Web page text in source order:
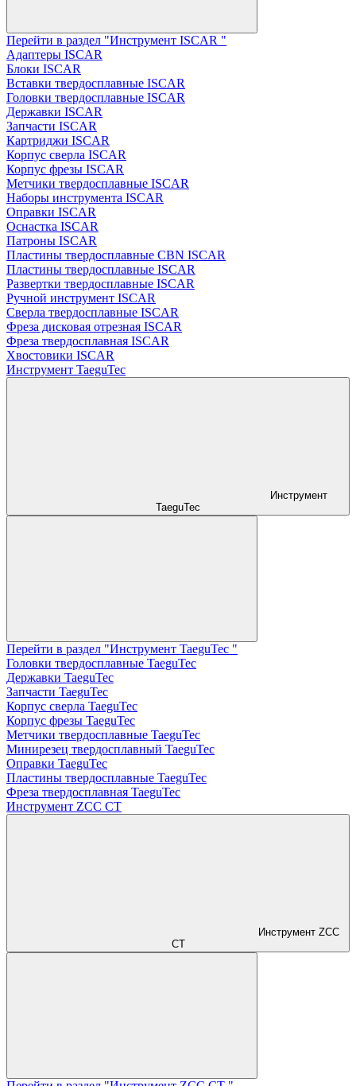
Перейти в раздел "Инструмент ISCAR "
Адаптеры ISCAR
Блоки ISCAR
Вставки твердосплавные ISCAR
Головки твердосплавные ISCAR
Державки ISCAR
Запчасти ISCAR
Картриджи ISCAR
Корпус сверла ISCAR
Корпус фрезы ISCAR
Метчики твердосплавные ISCAR
Наборы инструмента ISCAR
Оправки ISCAR
Оснастка ISCAR
Патроны ISCAR
Пластины твердосплавные CBN ISCAR
Пластины твердосплавные ISCAR
Развертки твердосплавные ISCAR
Ручной инструмент ISCAR
Сверла твердосплавные ISCAR
Фреза дисковая отрезная ISCAR
Фреза твердосплавная ISCAR
Хвостовики ISCAR
Инструмент TaeguTec
Инструмент
TaeguTec
Перейти в раздел "Инструмент TaeguTec "
Головки твердосплавные TaeguTec
Державки TaeguTec
Запчасти TaeguTec
Корпус сверла TaeguTec
Корпус фрезы TaeguTec
Метчики твердосплавные TaeguTec
Минирезец твердосплавный TaeguTec
Оправки TaeguTec
Пластины твердосплавные TaeguTec
Фреза твердосплавная TaeguTec
Инструмент ZCС CT
Инструмент ZCС
CT